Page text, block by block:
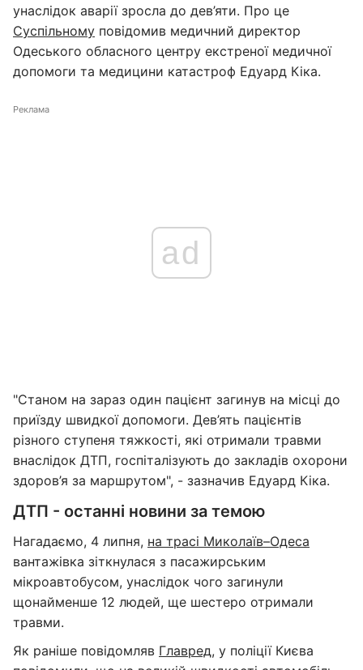
унаслідок аварії зросла до дев’яти. Про це
Суспільному повідомив медичний директор
Одеського обласного центру екстреної медичної
допомоги та медицини катастроф Едуард Кіка.
Реклама
ad
"Станом на зараз один пацієнт загинув на місці до
приїзду швидкої допомоги. Дев’ять пацієнтів
різного ступеня тяжкості, які отримали травми
внаслідок ДТП, госпіталізують до закладів охорони
здоров’я за маршрутом", - зазначив Едуард Кіка.
ДТП - останні новини за темою
Нагадаємо, 4 липня, на трасі Миколаїв–Одеса
вантажівка зіткнулася з пасажирським
мікроавтобусом, унаслідок чого загинули
щонайменше 12 людей, ще шестеро отримали
травми.
Як раніше повідомляв Главред, у поліції Києва